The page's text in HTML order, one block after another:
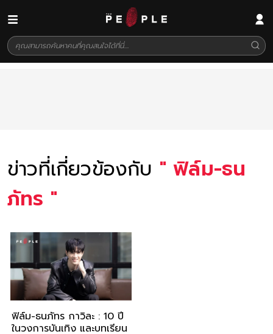
ข่าวที่เกี่ยวข้องกับ "ฟิล์ม-ธน
ภัทร "
ฟิล์ม-ธนภัทร กาวิละ : 10 ปี
ในวงการบันเทิง และบทเรียน